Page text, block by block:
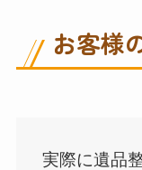
お客様
実際に遺品